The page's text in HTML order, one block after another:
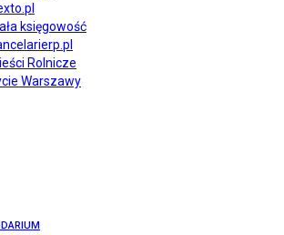
księgowość
Rolnicze
Warszawy